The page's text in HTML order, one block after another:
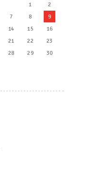
1
2
7 8
9
14 15
16
21 22
23
28 29
30